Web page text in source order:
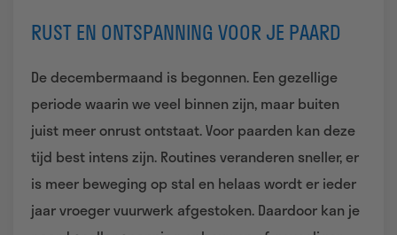
RUST EN ONTSPANNING VOOR JE PAARD
De decembermaand is begonnen. Een gezellige
periode waarin we veel binnen zijn, maar buiten
juist meer onrust ontstaat. Voor paarden kan deze
tijd best intens zijn. Routines veranderen sneller, er
is meer beweging op stal en helaas wordt er ieder
jaar vroeger vuurwerk afgestoken. Daardoor kan je